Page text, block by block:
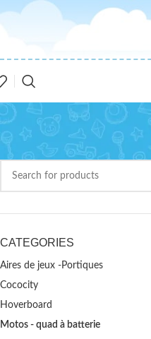
CATEGORIES
Aires de jeux -Portiques
Cococity
Hoverboard
Motos - quad à batterie